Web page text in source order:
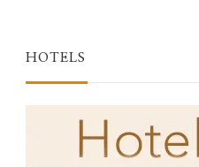
HOTELS